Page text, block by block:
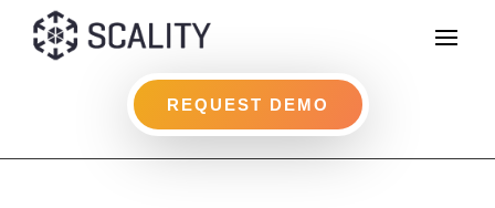
REQUEST DEMO